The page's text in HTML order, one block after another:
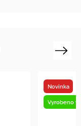
Next